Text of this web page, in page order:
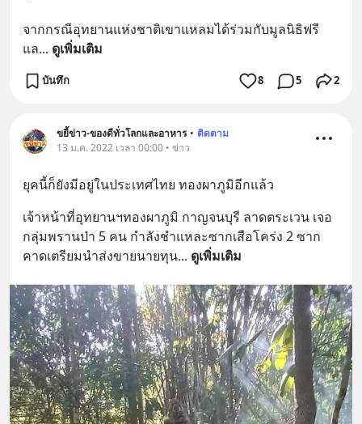
จากกรณีอุทยานแห่งชาติเขาแหลมได้ร่วมกับมูลนิธิฟรี
แล... ดูเพิ่มเติม
บันทึก 8 5 2
ขยี้ข่าว-ของดีทั่วโลกและอาหาร • ติดตาม
13 ม.ค. 2022 เวลา 00:00 • ข่าว
ยุคนี้ก็ยังมีอยู่ในประเทศไทย ทองผาภูมิอีกแล้ว
เจ้าหน้าที่อุทยานฯทองผาภูมิ กาญจนบุรี ลาดตระเวน เจอ
กลุ่มพรานป่า 5 คน กำลังชำแหละซากเสือโคร่ง 2 ซาก
คาดเตรียมนำส่งขายนายทุน... ดูเพิ่มเติม